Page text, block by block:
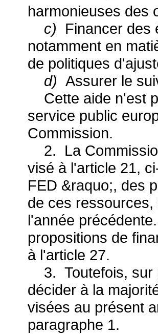
harmonieuses des
c) Financer des
notamment en
de politiques
d) Assurer le
Cette aide n'est
service public
Commission.
2. La
visé à l'article 21,
FED &raquo;, des
de ces
l'année
propositions de
à l'article 27.
3. Toutefois, sur
décider à la
visées au présent
paragraphe 1.